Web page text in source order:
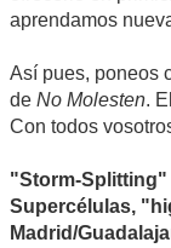
aprendamos
Así pues, poneos
de No Molesten.
Con todos
"Storm-Splitting"
Supercélulas,
Madrid/